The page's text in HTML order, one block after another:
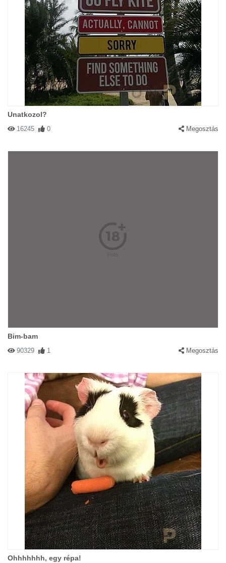
Unatkozol?
16245 0 Megosztás
Bim-bam
90329 1 Megosztás
Ohhhhhhh, egy répa!